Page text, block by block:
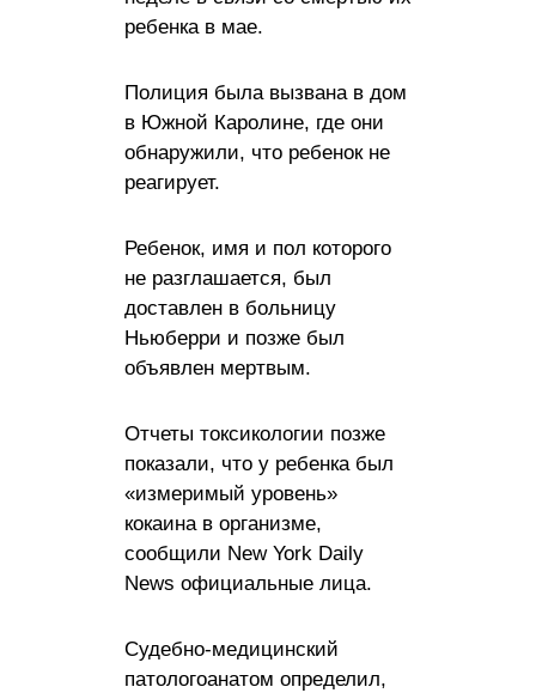
ребенка в мае.
Полиция была вызвана в дом
в Южной Каролине, где они
обнаружили, что ребенок не
реагирует.
Ребенок, имя и пол которого
не разглашается, был
доставлен в больницу
Ньюберри и позже был
объявлен мертвым.
Отчеты токсикологии позже
показали, что у ребенка был
«измеримый уровень»
кокаина в организме,
сообщили New York Daily
News официальные лица.
Судебно-медицинский
патологоанатом определил,